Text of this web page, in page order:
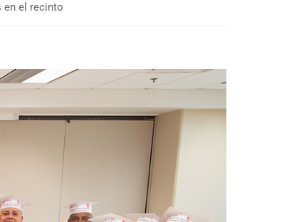
en el recinto